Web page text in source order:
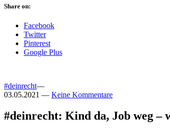
Share on:
Facebook
Twitter
Pinterest
Google Plus
#deinrecht—
03.05.2021 — Keine Kommentare
#deinrecht: Kind da, Job weg